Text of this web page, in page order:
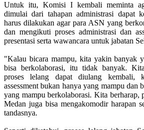
Untuk itu, Komisi I kembali meminta
dimulai dari tahapan administrasi dapat
harus dilakukan agar para ASN yang
dan mengikuti proses administrasi dan
presentasi serta wawancara untuk jabatan
"Kalau bicara mampu, kita yakin banyak
bisa berkolaborasi, itu tidak banyak.
proses lelang dapat diulang kembali,
assessment bukan hanya yang mampu dan
yang mampu berkolaborasi. Kita berharap,
Medan juga bisa mengakomodir harapan
tandasnya.